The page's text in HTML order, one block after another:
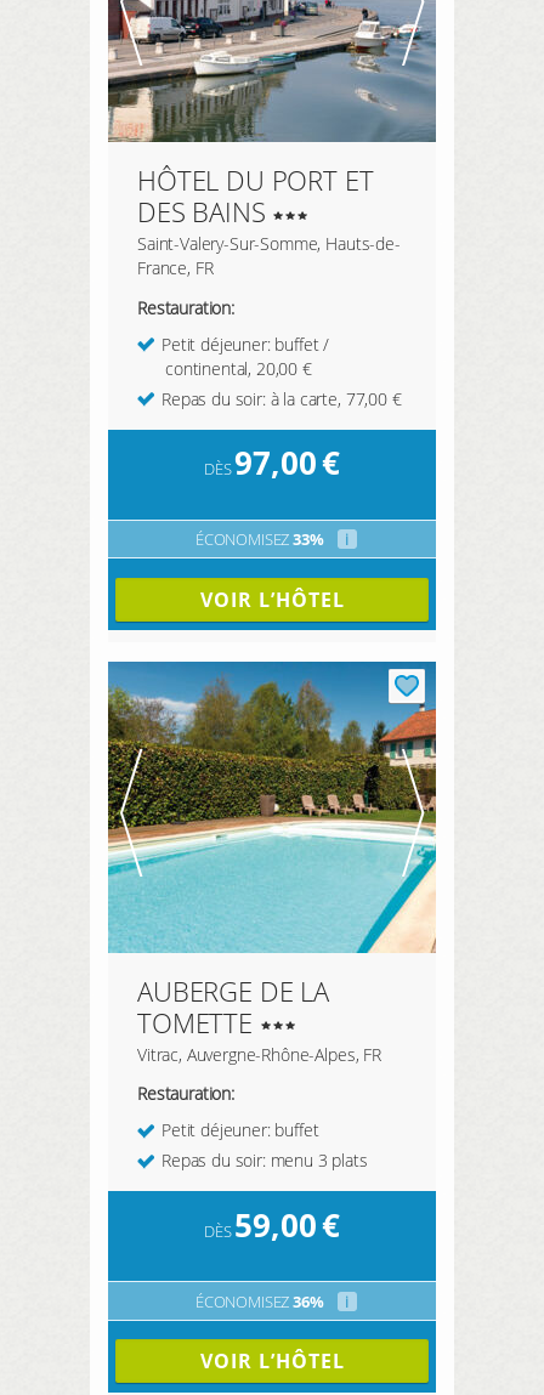
HÔTEL DU PORT ET
DES BAINS
Saint-Valery-Sur-Somme, Hauts-de-
France, FR
Restauration:
Petit déjeuner: buffet /
continental, 20,00 €
Repas du soir: à la carte, 77,00 €
DÈS97,00€
ÉCONOMISEZ33% i
VOIR L’HÔTEL
AUBERGE DE LA
TOMETTE
Vitrac, Auvergne-Rhône-Alpes, FR
Restauration:
Petit déjeuner: buffet
Repas du soir: menu 3 plats
DÈS59,00€
ÉCONOMISEZ36% i
VOIR L’HÔTEL